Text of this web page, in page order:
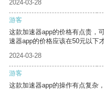
2024-03-28
游客
这款加速器app的价格有点贵，
速器app的价格应该在50元以下
2024-03-28
游客
这款加速器app的操作有点复杂